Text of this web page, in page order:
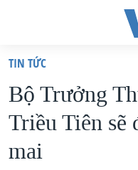
truy
cập
Tới
nội
VIỆT NAM
HOA KỲ
BIỂN ĐÔNG
TIN TỨC
Bộ Trưởng
Triều Tiên sẽ
mai